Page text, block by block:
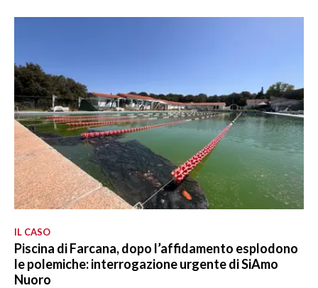
IL CASO
Piscina di Farcana, dopo l’affidamento esplodono
le polemiche: interrogazione urgente di SiAmo
Nuoro